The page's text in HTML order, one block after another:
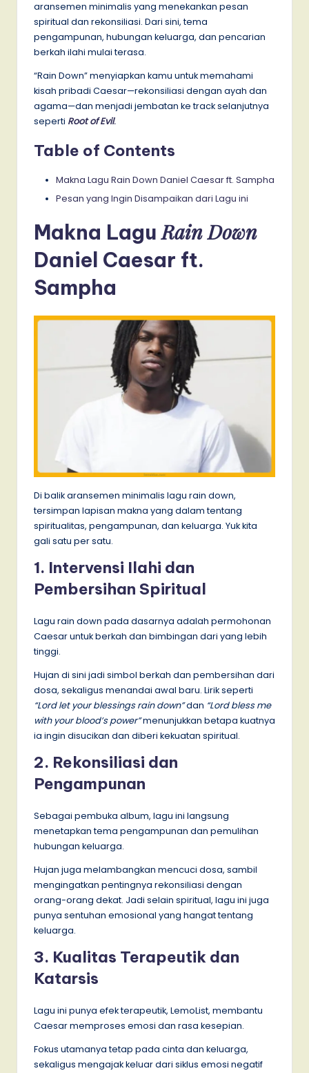
aransemen minimalis yang menekankan pesan
spiritual dan rekonsiliasi. Dari sini, tema
pengampunan, hubungan keluarga, dan pencarian
berkah ilahi mulai terasa.
“Rain Down” menyiapkan kamu untuk memahami
kisah pribadi Caesar—rekonsiliasi dengan ayah dan
agama—dan menjadi jembatan ke track selanjutnya
seperti Root of Evil.
Table of Contents
Makna Lagu Rain Down Daniel Caesar ft. Sampha
Pesan yang Ingin Disampaikan dari Lagu ini
Makna LaguRain Down
Daniel Caesar ft.
Sampha
Di balik aransemen minimalis lagu rain down,
tersimpan lapisan makna yang dalam tentang
spiritualitas, pengampunan, dan keluarga. Yuk kita
gali satu per satu.
1. Intervensi Ilahi dan
Pembersihan Spiritual
Lagu rain down pada dasarnya adalah permohonan
Caesar untuk berkah dan bimbingan dari yang lebih
tinggi.
Hujan di sini jadi simbol berkah dan pembersihan dari
dosa, sekaligus menandai awal baru. Lirik seperti
“Lord let your blessings rain down”dan “Lord bless me
with your blood’s power”menunjukkan betapa kuatnya
ia ingin disucikan dan diberi kekuatan spiritual.
2. Rekonsiliasi dan
Pengampunan
Sebagai pembuka album, lagu ini langsung
menetapkan tema pengampunan dan pemulihan
hubungan keluarga.
Hujan juga melambangkan mencuci dosa, sambil
mengingatkan pentingnya rekonsiliasi dengan
orang-orang dekat. Jadi selain spiritual, lagu ini juga
punya sentuhan emosional yang hangat tentang
keluarga.
3. Kualitas Terapeutik dan
Katarsis
Lagu ini punya efek terapeutik, LemoList, membantu
Caesar memproses emosi dan rasa kesepian.
Fokus utamanya tetap pada cinta dan keluarga,
sekaligus mengajak keluar dari siklus emosi negatif